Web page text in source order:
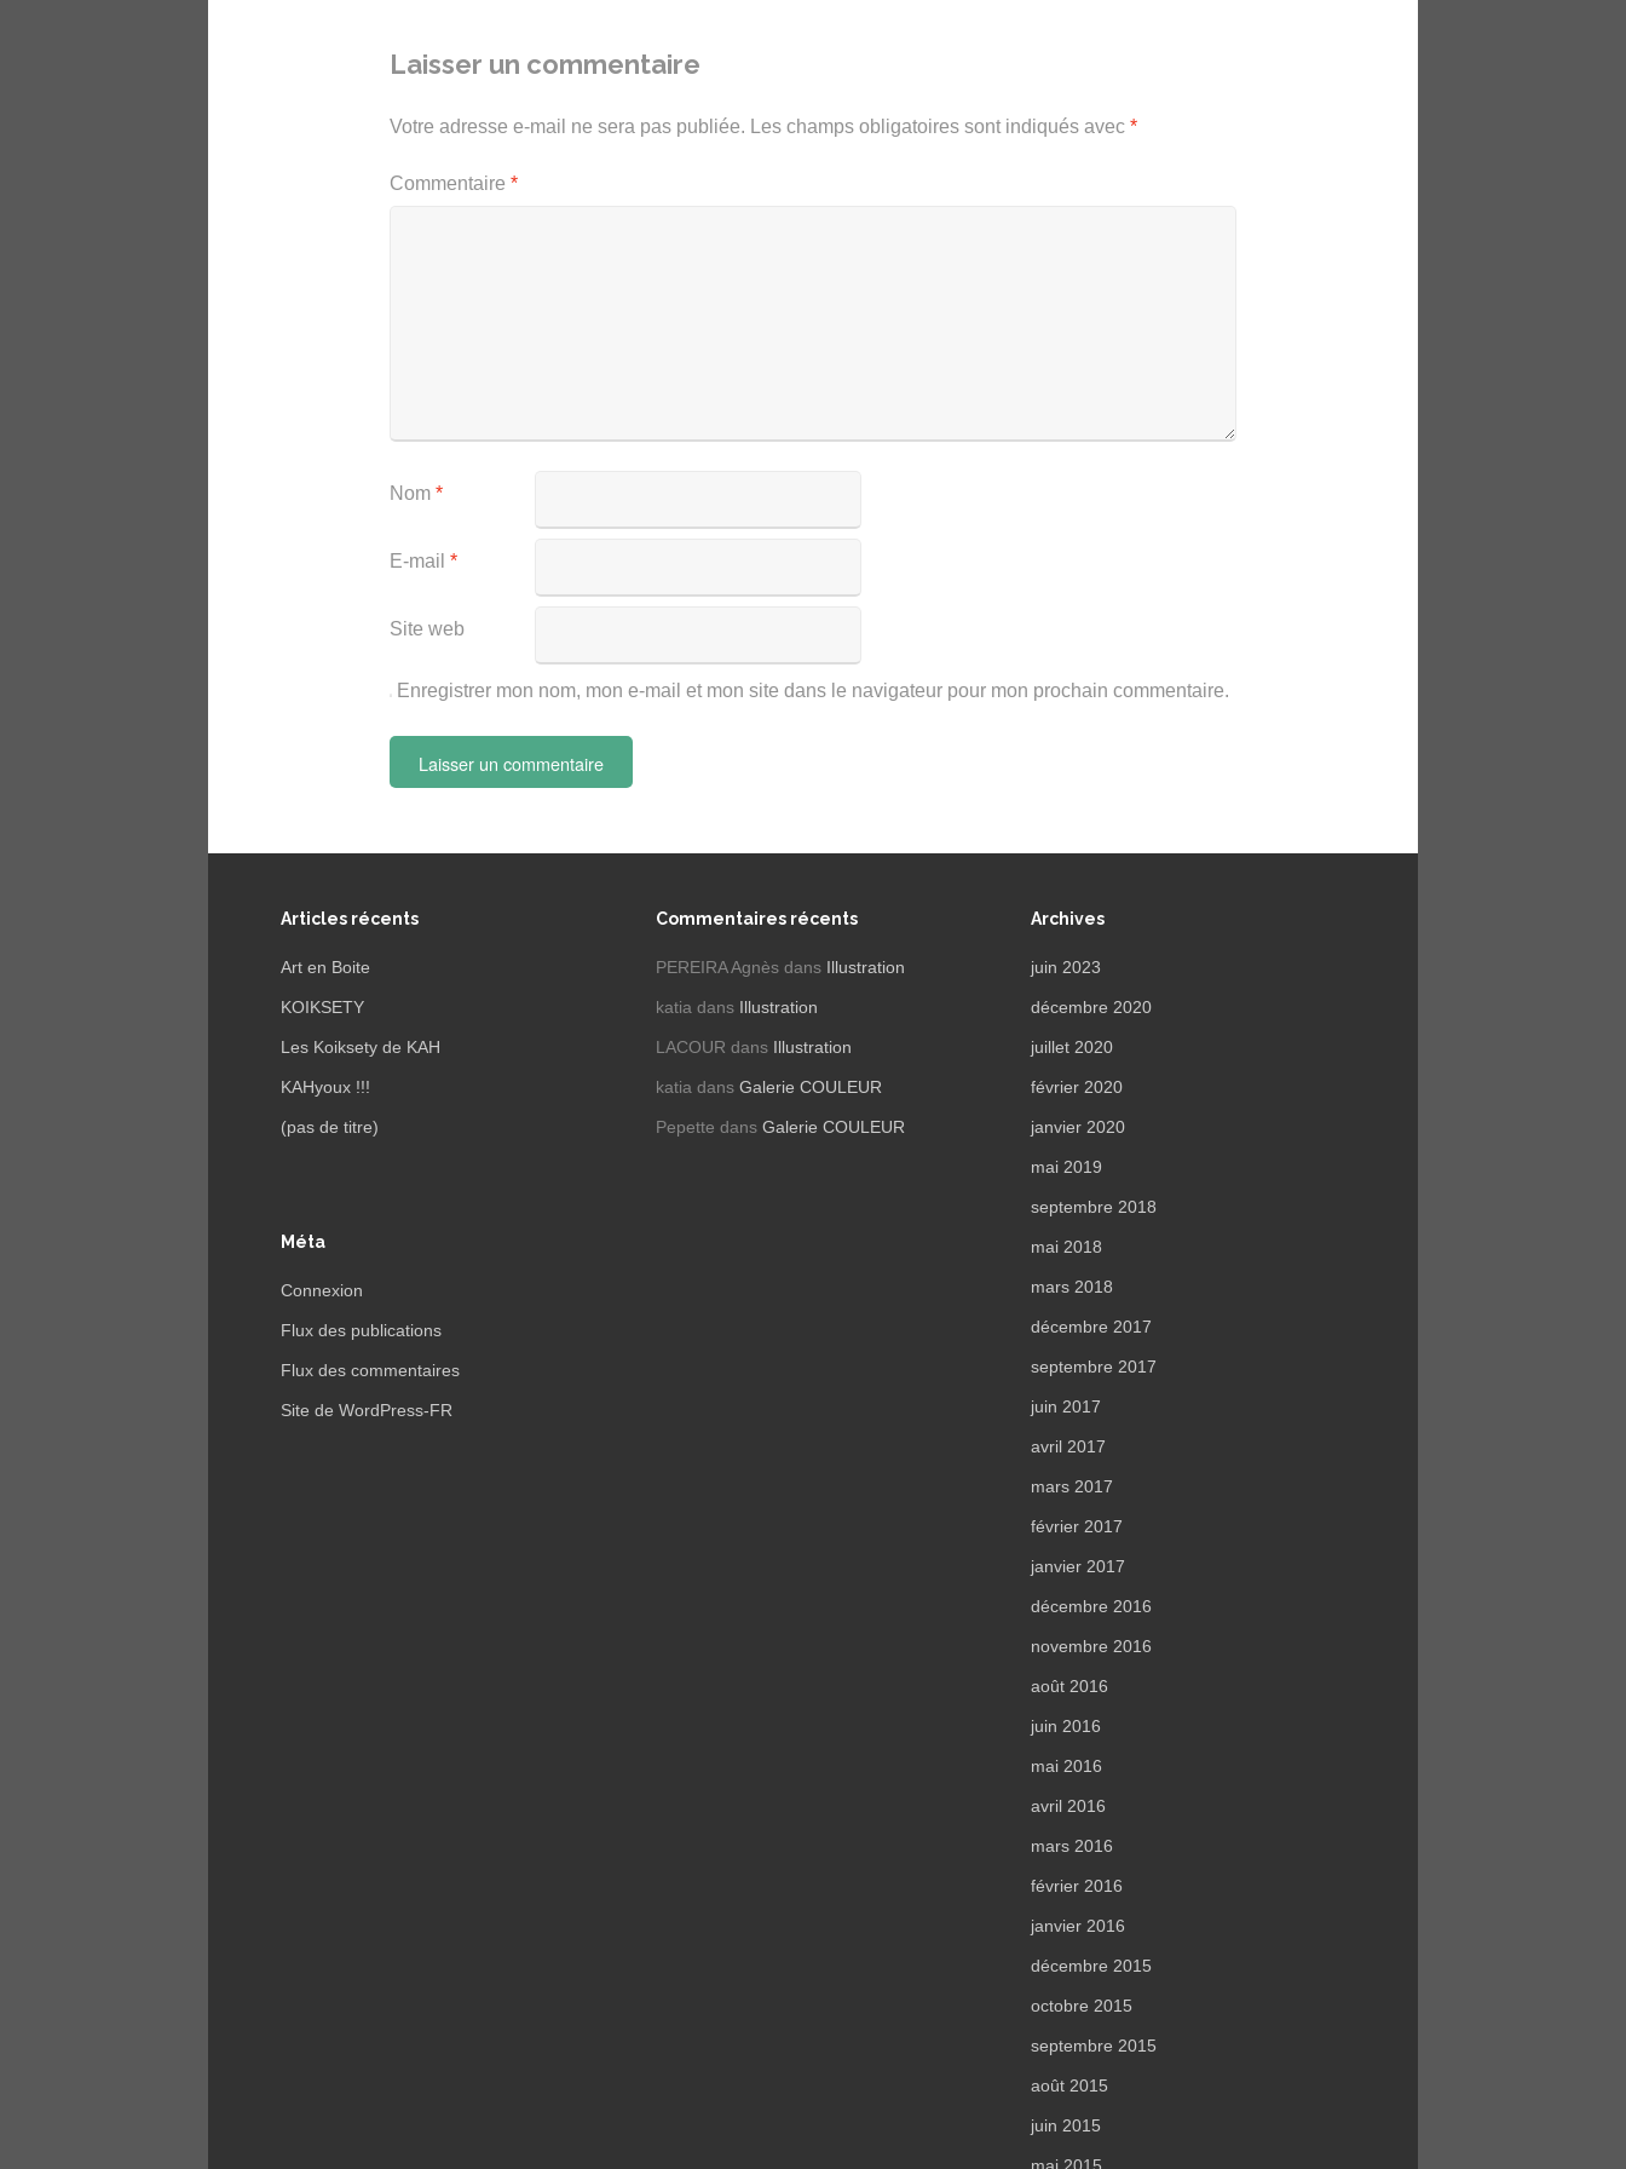
Laisser un commentaire
Votre adresse e-mail ne sera pas publiée. Les champs obligatoires sont indiqués avec *
Commentaire *
Nom *
E-mail *
Site web
Enregistrer mon nom, mon e-mail et mon site dans le navigateur pour mon prochain commentaire.
Articles récents
Art en Boite
KOIKSETY
Les Koiksety de KAH
KAHyoux !!!
(pas de titre)
Commentaires récents
PEREIRA Agnès dans Illustration
katia dans Illustration
LACOUR dans Illustration
katia dans Galerie COULEUR
Pepette dans Galerie COULEUR
Archives
juin 2023
décembre 2020
juillet 2020
février 2020
janvier 2020
mai 2019
septembre 2018
mai 2018
mars 2018
décembre 2017
septembre 2017
juin 2017
avril 2017
mars 2017
février 2017
janvier 2017
décembre 2016
novembre 2016
août 2016
juin 2016
mai 2016
avril 2016
mars 2016
février 2016
janvier 2016
décembre 2015
octobre 2015
septembre 2015
août 2015
juin 2015
Méta
Connexion
Flux des publications
Flux des commentaires
Site de WordPress-FR